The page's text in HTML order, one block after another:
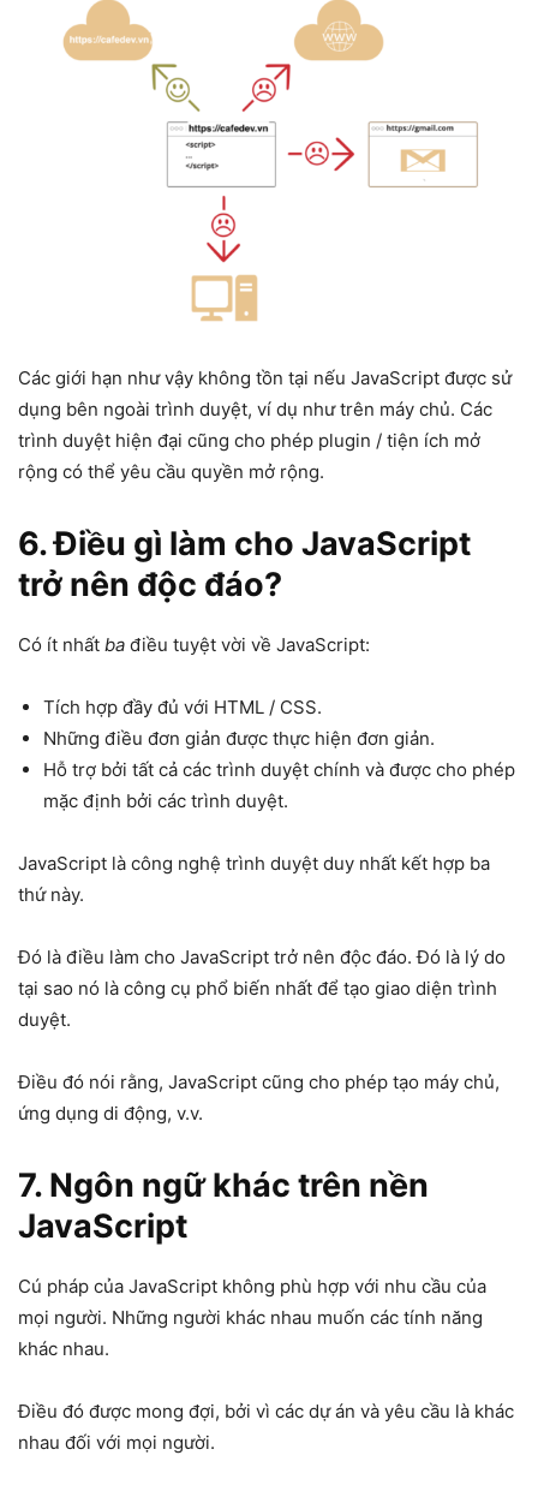
Các giới hạn như vậy không tồn tại nếu JavaScript được sử
dụng bên ngoài trình duyệt, ví dụ như trên máy chủ. Các
trình duyệt hiện đại cũng cho phép plugin / tiện ích mở
rộng có thể yêu cầu quyền mở rộng.
6.Điều gì làm cho JavaScript
trở nên độc đáo?
Có ít nhất ba điều tuyệt vời về JavaScript:
Tích hợp đầy đủ với HTML / CSS.
Những điều đơn giản được thực hiện đơn giản.
Hỗ trợ bởi tất cả các trình duyệt chính và được cho phép
mặc định bởi các trình duyệt.
JavaScript là công nghệ trình duyệt duy nhất kết hợp ba
thứ này.
Đó là điều làm cho JavaScript trở nên độc đáo. Đó là lý do
tại sao nó là công cụ phổ biến nhất để tạo giao diện trình
duyệt.
Điều đó nói rằng, JavaScript cũng cho phép tạo máy chủ,
ứng dụng di động, v.v.
7. Ngôn ngữ khác trên nền
JavaScript
Cú pháp của JavaScript không phù hợp với nhu cầu của
mọi người. Những người khác nhau muốn các tính năng
khác nhau.
Điều đó được mong đợi, bởi vì các dự án và yêu cầu là khác
nhau đối với mọi người.